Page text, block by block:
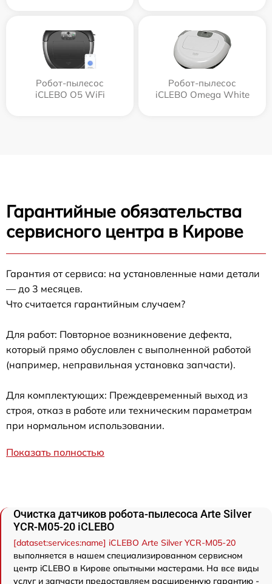
Робот-пылесос
iCLEBO O5 WiFi
Робот-пылесос
iCLEBO Omega White
Гарантийные обязательства
сервисного центра в Кирове
Гарантия от сервиса: на установленные нами детали
— до 3 месяцев.
Что считается гарантийным случаем?
Для работ: Повторное возникновение дефекта,
который прямо обусловлен с выполненной работой
(например, неправильная установка запчасти).
Для комплектующих: Преждевременный выход из
строя, отказ в работе или техническим параметрам
при нормальном использовании.
Показать полностью
Очистка датчиков робота-пылесоса Arte Silver
YCR-M05-20 iCLEBO
[dataset:services:name] iCLEBO Arte Silver YCR-M05-20
выполняется в нашем специализированном сервисном
центр iCLEBO в Кирове опытными мастерами. На все виды
услуг и запчасти предоставляем расширенную гарантию -